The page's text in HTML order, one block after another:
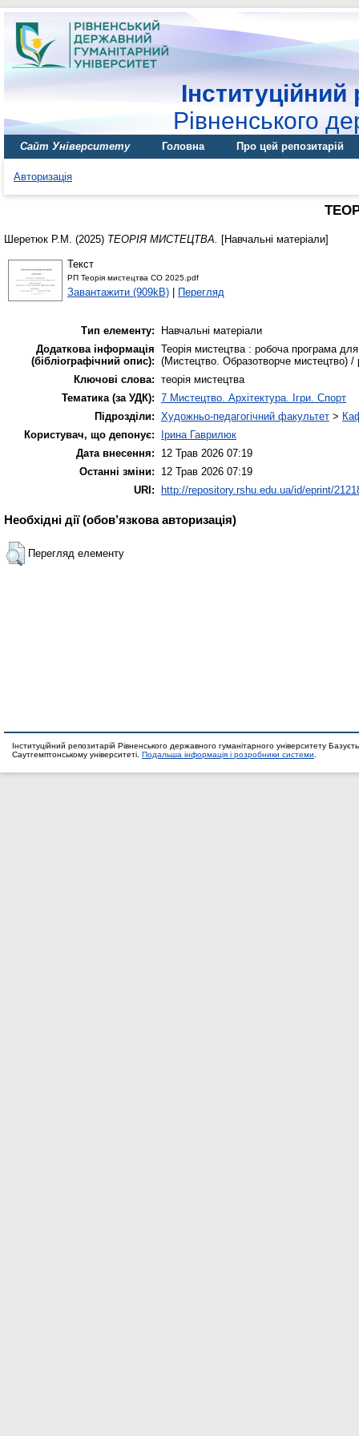
Інституційний
Рівненського
Сайт Університету Головна Про цей репозитарій
Авторизація
Шеретюк Р.М. (2025) ТЕОРІЯ МИСТЕЦТВА. [Навчальні матеріали]
Текст
РП Теорія мистецтва СО 2025.pdf
Завантажити (909kB) | Перегляд
Тип елементу:
Навчальні матеріали
Додаткова інформація
(бібліографічний опис):
Теорія мистецтва : робоча програма
(Мистецтво. Образотворче мистецтво)
Ключові слова: теорія мистецтва
Тематика (за УДК): 7 Мистецтво. Архітектура. Ігри. Спорт
Підрозділи: Художньо-педагогічний факультет >
Користувач, що депонує:
Ірина Гаврилюк
Дата внесення:
12 Трав 2026 07:19
Останні зміни:
12 Трав 2026 07:19
URI:
http://repository.rshu.edu.ua/id/eprint/
Необхідні дії (обов’язкова авторизація)
Перегляд елементу
Інституційний репозитарій Рівненського державного гуманітарного університету
Саутгемптонському університеті. Подальша інформація і розробники системи